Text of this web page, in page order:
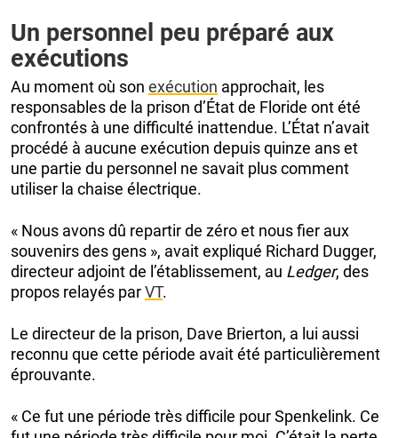
Un personnel peu préparé aux
exécutions
Au moment où son exécution approchait, les
responsables de la prison d’État de Floride ont été
confrontés à une difficulté inattendue. L’État n’avait
procédé à aucune exécution depuis quinze ans et
une partie du personnel ne savait plus comment
utiliser la chaise électrique.
« Nous avons dû repartir de zéro et nous fier aux
souvenirs des gens », avait expliqué Richard Dugger,
directeur adjoint de l’établissement, au Ledger, des
propos relayés parVT.
Le directeur de la prison, Dave Brierton, a lui aussi
reconnu que cette période avait été particulièrement
éprouvante.
« Ce fut une période très difficile pour Spenkelink. Ce